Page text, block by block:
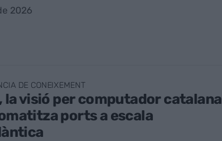
2026
DE CONEIXEMENT
la visió per computador catalana
ports a escala